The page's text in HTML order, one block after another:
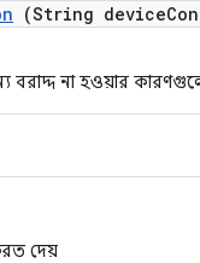
(String device
বরাদ্দ না হওয়ার
দেয়